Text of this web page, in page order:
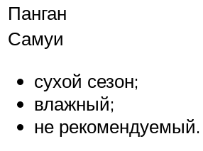
Панган
Самуи
сухой сезон;
влажный;
не рекомендуемый.